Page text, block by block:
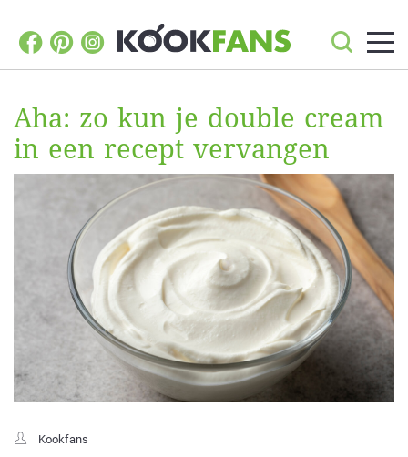
Aha: zo kun je double cream
in een recept vervangen
Kookfans